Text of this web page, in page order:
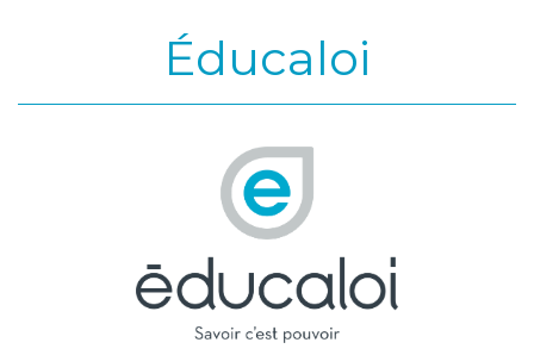
Éducaloi